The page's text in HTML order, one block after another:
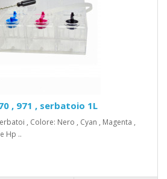
, 971 , serbatoio 1L
, Colore: Nero , Cyan , Magenta ,
Hp ..